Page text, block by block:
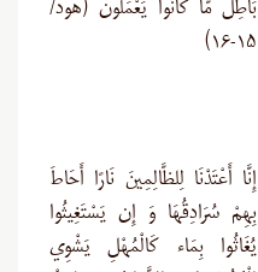
بَاطِلٌ مَّا كَانُواْ يَعْمَلُونَ (هود/
۱۵-۱۶)
إِنَّا أَعْتَدْنَا لِلظَّالِمِينَ نَارًا أَحَاطَ
بِهِمْ سُرَادِقُهَا وَ إِن يَسْتَغِيثُوا
يُغَاثُوا بِمَاء كَالْمُهْلِ يَشْوِي